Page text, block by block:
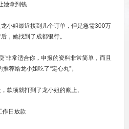
她拿到钱
姐最近接到几个订单，但是急需300万
，她找到了成都银行。
非常适合你，申报的资料非常简单，而且
荐给龙小姐吃了“定心丸”。
项就打到了龙小姐的账上。
日放款